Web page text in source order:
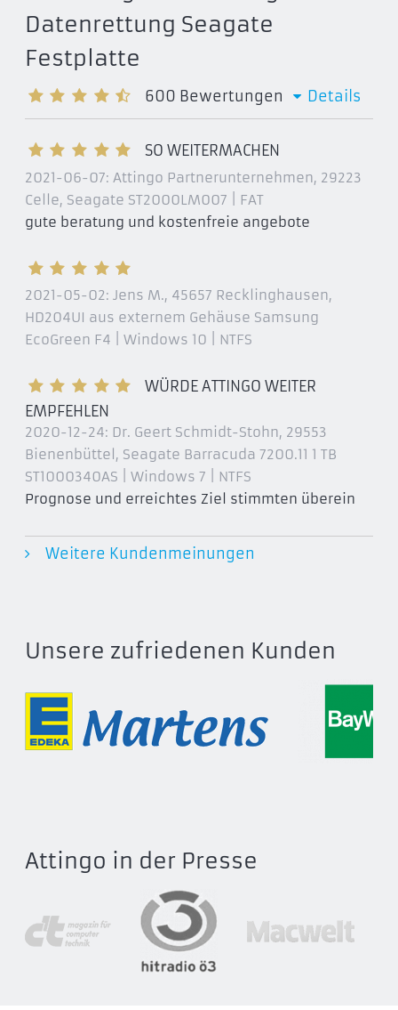
Seagate Barracuda 7200.8
ST3200826A
ST3250623A
ST3250823A
ST3250823AS
ST3300631A
ST3300631AS
ST3300831AS
ST3400632A
ST3400632AS
ST3400832AS
Seagate Barracuda 7200.9
ST340211AS
ST3402111AS
ST380811AS
ST3120213AS
ST3120813AS
ST3160211AS
ST3160212AS
ST3250824AS
ST3300822AS
ST3320633AS
Datenrettung Seagate
Festplatte
600 Bewertungen Details
SO WEITERMACHEN
2021-06-07: Attingo Partnerunternehmen, 29223
Celle, Seagate ST2000LM007 | FAT
gute beratung und kostenfreie angebote
2021-05-02: Jens M., 45657 Recklinghausen,
HD204UI aus externem Gehäuse Samsung
EcoGreen F4 | Windows 10 | NTFS
WÜRDE ATTINGO WEITER
EMPFEHLEN
2020-12-24: Dr. Geert Schmidt-Stohn, 29553
Bienenbüttel , Seagate Barracuda 7200.11 1 TB
ST1000340AS | Windows 7 | NTFS
Prognose und erreichtes Ziel stimmten überein
Weitere Kundenmeinungen
Unsere zufriedenen Kunden
Attingo in der Presse